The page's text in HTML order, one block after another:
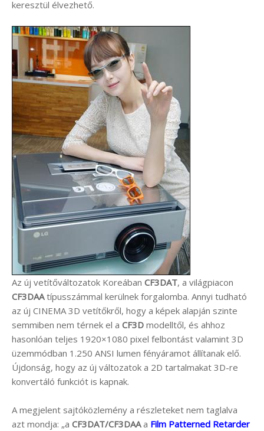
keresztül élvezhető.
Az új vetítőváltozatok Koreában CF3DAT, a világpiacon
CF3DAAtípusszámmal kerülnek forgalomba. Annyi tudható
az új CINEMA 3D vetítőkről, hogy a képek alapján szinte
semmiben nem térnek el a CF3D modelltől, és ahhoz
hasonlóan teljes 1920×1080 pixel felbontást valamint 3D
üzemmódban 1.250 ANSI lumen fényáramot állítanak elő.
Újdonság, hogy az új változatok a 2D tartalmakat 3D-re
konvertáló funkciót is kapnak.
A megjelent sajtóközlemény a részleteket nem taglalva
azt mondja: „a CF3DAT/CF3DAAa Film Patterned Retarder